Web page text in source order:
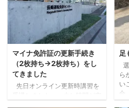
てもらいます）。 蕎波人さん
は三瀬のお店ではないのです
が（福岡県早良区）、良さそ
うなお店の中から、到着予定
がちょうどよかったのも決め
手になりました。 詳しく調べ
ずにいったのですが、人気店
のようで、すでに受付を済ま
せて待機している人ばかりで
した。 ひとまず ...
に
ん
ス
ま
し
ジ
（
な
マイナ免許証の更新手続き
（2枚持ち→2枚持ち）をし
てきました
先日オンライン更新時講習を
足
ら
い
合